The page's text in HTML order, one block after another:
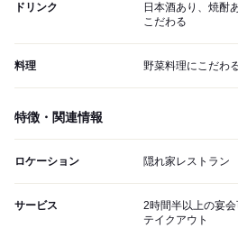
ドリンク
日本酒あり、焼酎
こだわる
料理 野菜料理にこだわ
特徴・関連情報
ロケーション 隠れ家レストラン
サービス
2時間半以上の宴会
テイクアウト